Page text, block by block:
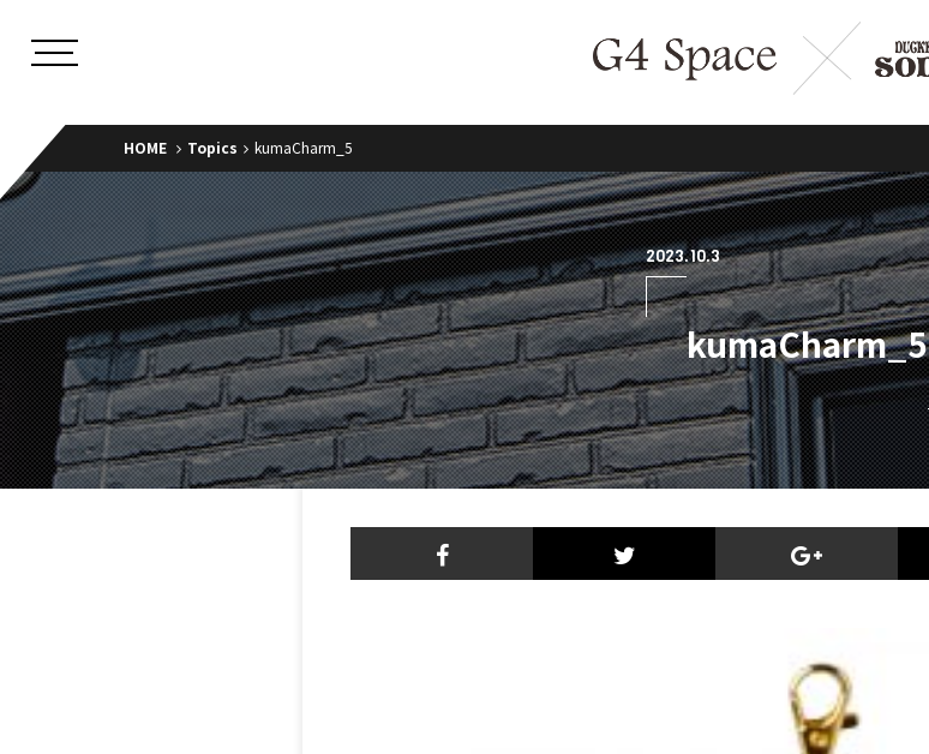
HOME Topics kumaCharm_5
2023.10.3
kumaCharm_5